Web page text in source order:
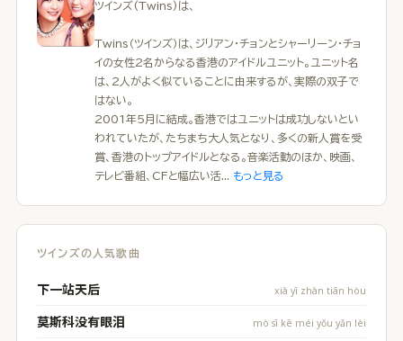
ツインズ(Twins)は、
Twins（ツインズ）は、ジリアン・チョンとシャーリーン・チョ
イの女性2名からなる香港のアイドルユニット。ユニット名
は、2人がよく似ていることに由来するが、実際の双子で
はない。
2001年5月に結成。香港ではユニットは成功しないとい
われていたが、たちまち大人気となり、多くの新人賞を受
賞、香港のトップアイドルとなる。音楽活動のほか、映画、
テレビ番組、CFと幅広い活... もっと見る
ツインズの人気歌曲
下一站天后 xià yī zhàn tiān hòu
莫斯科没有眼泪 mò sī kē méi yǒu yǎn lèi